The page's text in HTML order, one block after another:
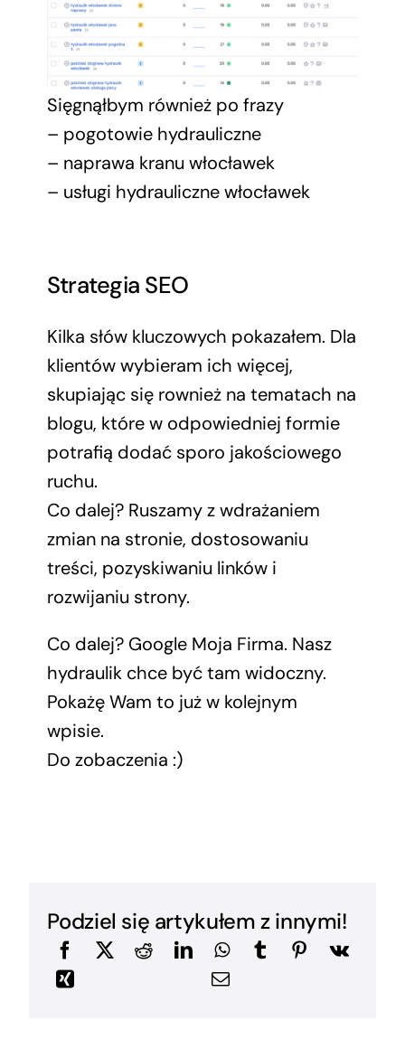
Sięgnąłbym również po frazy
– pogotowie hydrauliczne
– naprawa kranu włocławek
– usługi hydrauliczne włocławek
Strategia SEO
Kilka słów kluczowych pokazałem. Dla
klientów wybieram ich więcej,
skupiając się rownież na tematach na
blogu, które w odpowiedniej formie
potrafią dodać sporo jakościowego
ruchu.
Co dalej? Ruszamy z wdrażaniem
zmian na stronie, dostosowaniu
treści, pozyskiwaniu linków i
rozwijaniu strony.
Co dalej? Google Moja Firma. Nasz
hydraulik chce być tam widoczny.
Pokażę Wam to już w kolejnym
wpisie.
Do zobaczenia :)
Podziel się artykułem z innymi!